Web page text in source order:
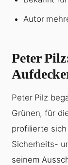
Autor
Peter
Peter Pilz
Grünen, für
profilierte
Sicherheits-
seinem